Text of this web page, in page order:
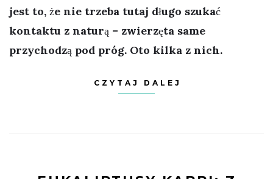
jest to, że nie trzeba tutaj długo szukać
kontaktu z naturą – zwierzęta same
przychodzą pod próg. Oto kilka z nich.
CZYTAJ DALEJ